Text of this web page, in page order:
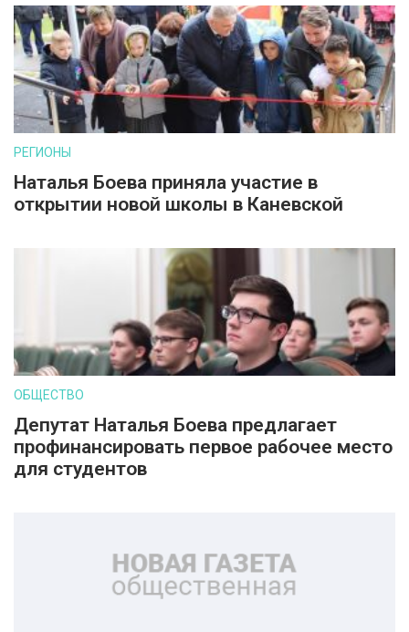
РЕГИОНЫ
Наталья Боева приняла участие в
открытии новой школы в Каневской
ОБЩЕСТВО
Депутат Наталья Боева предлагает
профинансировать первое рабочее место
для студентов